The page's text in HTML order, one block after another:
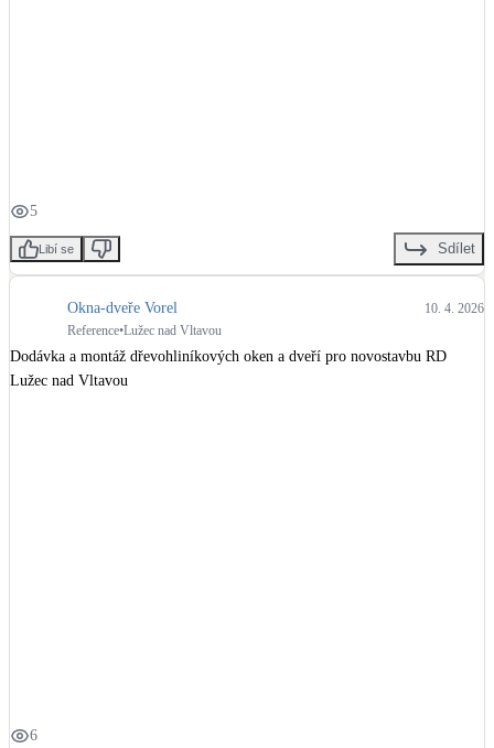
5
Libí se Sdílet
Okna-dveře Vorel
10. 4. 2026
Reference•Lužec nad Vltavou
Dodávka a montáž dřevohliníkových oken a dveří pro novostavbu RD
Lužec nad Vltavou
6